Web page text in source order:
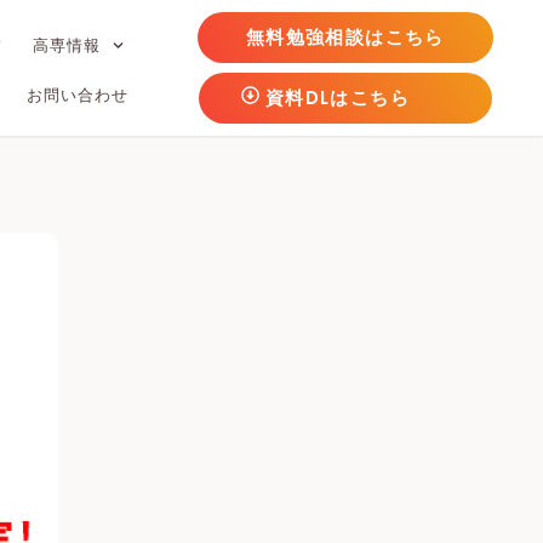
高専情報
お問い合わせ
無料勉強相談はこちら
資料DLはこちら